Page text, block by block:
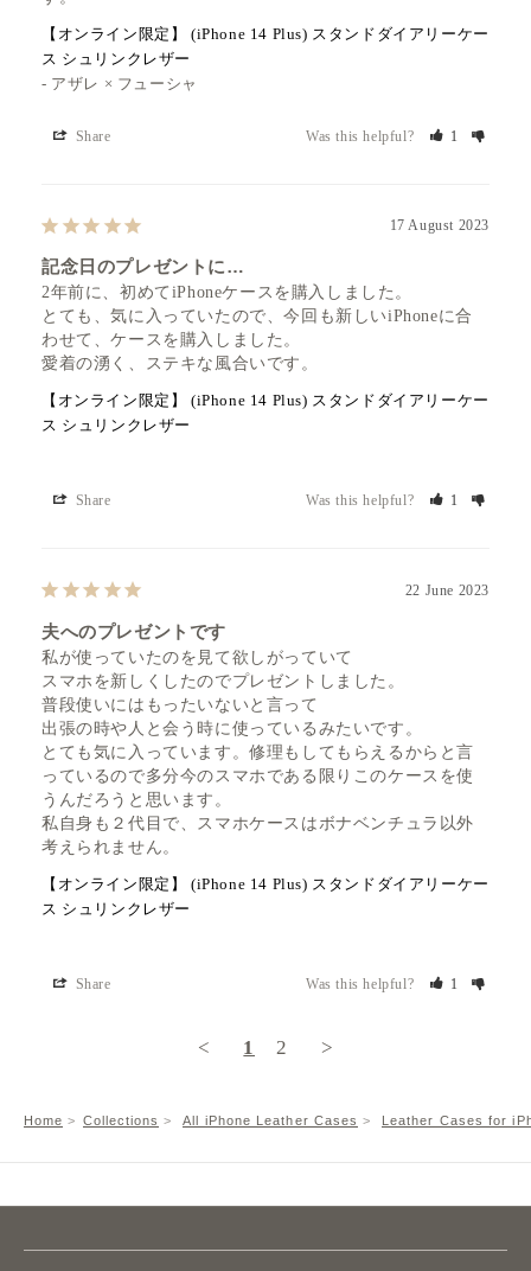
【オンライン限定】 (iPhone 14 Plus) スタンドダイアリーケー
ス シュリンクレザー
アザレ × フューシャ
Share Was this helpful? 1
17 August 2023
記念日のプレゼントに…
2年前に、初めてiPhoneケースを購入しました。
とても、気に入っていたので、今回も新しいiPhoneに合
わせて、ケースを購入しました。
愛着の湧く、ステキな風合いです。
【オンライン限定】 (iPhone 14 Plus) スタンドダイアリーケー
ス シュリンクレザー
Share Was this helpful? 1
22 June 2023
夫へのプレゼントです
私が使っていたのを見て欲しがっていて
スマホを新しくしたのでプレゼントしました。
普段使いにはもったいないと言って
出張の時や人と会う時に使っているみたいです。
とても気に入っています。修理もしてもらえるからと言
っているので多分今のスマホである限りこのケースを使
うんだろうと思います。
私自身も２代目で、スマホケースはボナベンチュラ以外
考えられません。
【オンライン限定】 (iPhone 14 Plus) スタンドダイアリーケー
ス シュリンクレザー
Share Was this helpful? 1
< 1 2 >
Home Collections All iPhone Leather Cases Leather Cases for